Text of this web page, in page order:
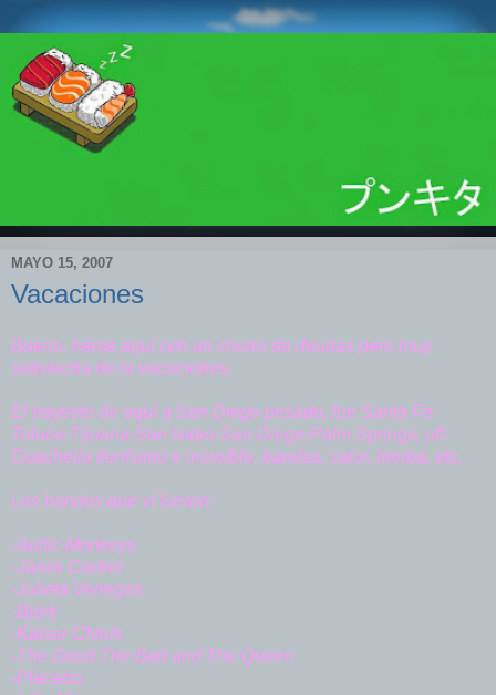
MAYO 15, 2007
Vacaciones
Bueno, héme aquí con un chorro de deudas pero muy
satisfecha de la vacaciones.
El trayecto de aquí a San Diego pesado, fue Santa Fe-
Toluca-Tijuana-San Isidro-San Diego-Palm Springs, uf!.
Coachella llenísimo e increíble, bandas, calor, hierba, etc.
Las bandas que ví fueron:
-Arctic Monkeys
-Jarvis Cocker
-Julieta Venegas
-Björk
-Kaiser Chiefs
-The Good The Bad and The Queen
-Placebo